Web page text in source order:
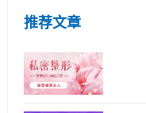
推荐文章